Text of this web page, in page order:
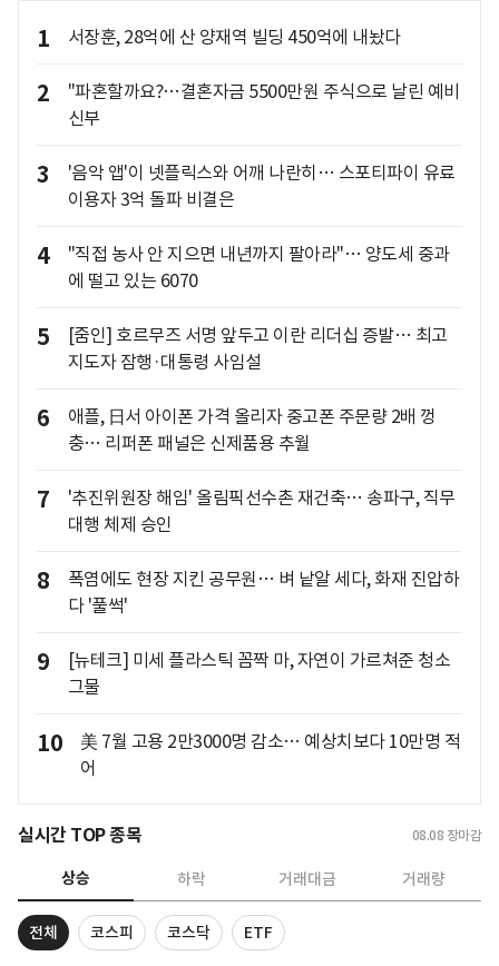
1 서장훈, 28억에 산 양재역 빌딩 450억에 내놨다
2
"파혼할까요?…결혼자금 5500만원 주식으로 날린 예비
신부
3
'음악 앱'이 넷플릭스와 어깨 나란히… 스포티파이 유료
이용자 3억 돌파 비결은
4
"직접 농사 안 지으면 내년까지 팔아라"… 양도세 중과
에 떨고 있는 6070
5
[줌인] 호르무즈 서명 앞두고 이란 리더십 증발… 최고
지도자 잠행·대통령 사임설
6
애플, 日서 아이폰 가격 올리자 중고폰 주문량 2배 껑
충… 리퍼폰 패널은 신제품용 추월
7
'추진위원장 해임' 올림픽선수촌 재건축… 송파구, 직무
대행 체제 승인
8
폭염에도 현장 지킨 공무원… 벼 낱알 세다, 화재 진압하
다 '풀썩'
9
[뉴테크] 미세 플라스틱 꼼짝 마, 자연이 가르쳐준 청소
그물
10
美 7월 고용 2만3000명 감소… 예상치보다 10만명 적
어
실시간 TOP 종목 08.08 장마감
상승 하락 거래대금 거래량
전체 코스피 코스닥 ETF